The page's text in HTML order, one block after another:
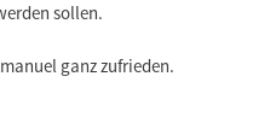
sollen.
ganz zufrieden.